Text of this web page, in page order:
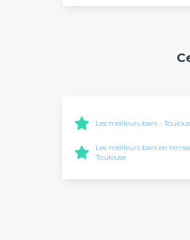
Les meilleurs bars -
Les meilleurs bars en
Toulouse